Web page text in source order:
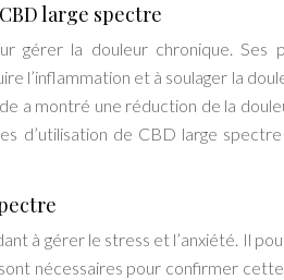
large spectre
gérer la douleur chronique. Ses
l’inflammation et à soulager la
a montré une réduction de la
d’utilisation de CBD large
à gérer le stress et l’anxiété. Il
nécessaires pour confirmer